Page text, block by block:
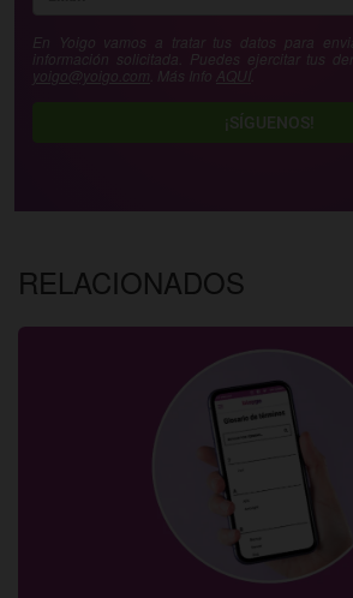
En Yoigo vamos a tratar tus datos para
información solicitada. Puedes ejercitar tus
yoigo@yoigo.com . Más Info AQUÍ
¡SÍGUENOS!
RELACIONADOS